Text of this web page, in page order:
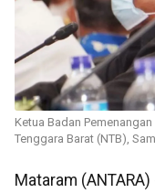
Ketua Badan
Tenggara Barat (NTB),
Mataram